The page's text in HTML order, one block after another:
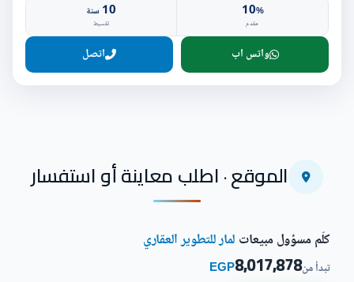
10%
مقدم
10 سنة
تقسيط
واتس اب اتصل
الموقع · اطلب معاينة أو استفسار
كلّم مسؤول مبيعات لمار للتطوير العقاري
تبدأ من8,017,878
EGP